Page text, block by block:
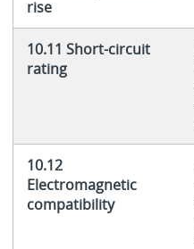
rise
10.11 Short-circuit
rating
10.12
Electromagnetic
compatibility